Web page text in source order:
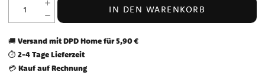
IN DEN WARENKORB
🚚 Versand mit DPD Home für 5,90 €
⏱️ 2-4 Tage Lieferzeit
💳Kauf auf Rechnung